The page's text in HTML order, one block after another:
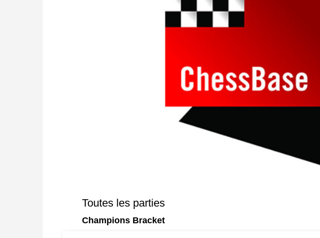
Toutes les parties
Champions Bracket